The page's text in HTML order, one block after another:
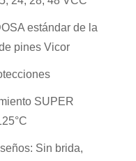
estándar de la
pines Vicor
SUPER
Sin brida,